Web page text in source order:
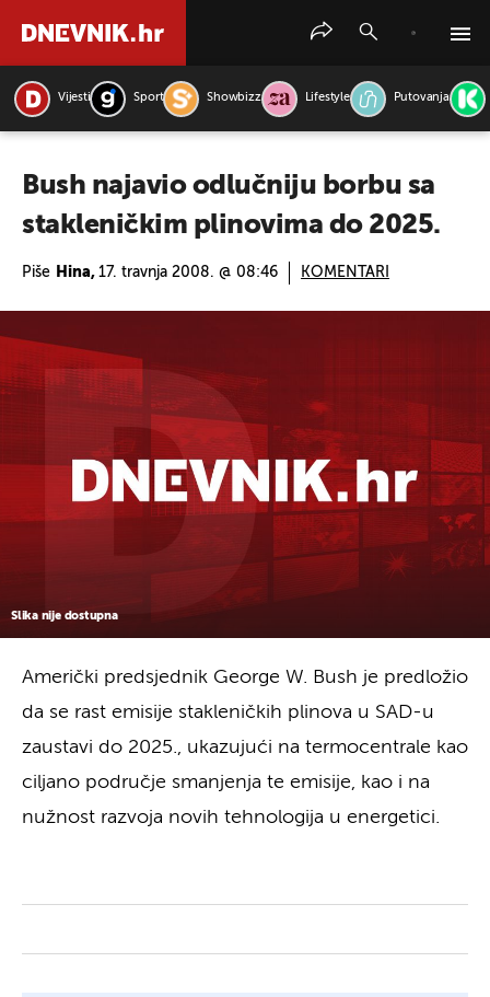
Vijesti Sport Showbizz Lifestyle Putovanja
Bush najavio odlučniju borbu sa
stakleničkim plinovima do 2025.
Piše Hina, 17. travnja 2008. @ 08:46 KOMENTARI
Slika nije dostupna
Američki predsjednik George W. Bush je predložio
da se rast emisije stakleničkih plinova u SAD-u
zaustavi do 2025., ukazujući na termocentrale kao
ciljano područje smanjenja te emisije, kao i na
nužnost razvoja novih tehnologija u energetici.
PRETRAŽITE VIJESTI